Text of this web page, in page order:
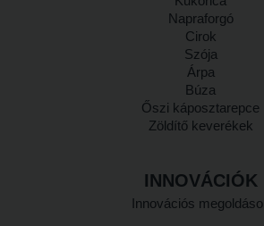
Napraforgó
Cirok
Szója
Árpa
Búza
Őszi káposztarepce
Zöldítő keverékek
INNOVÁCIÓK
Innovációs